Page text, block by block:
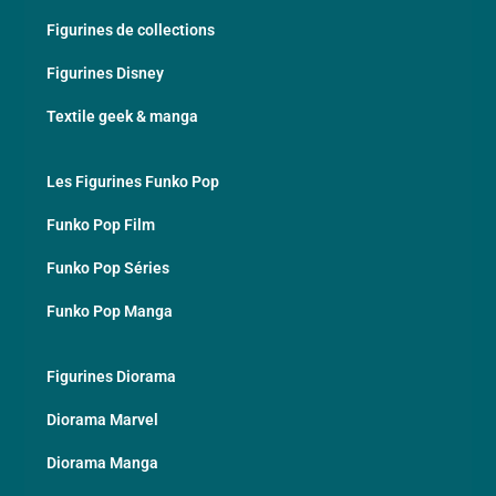
Figurines de collections
Figurines Disney
Textile geek & manga
Les Figurines Funko Pop
Funko Pop Film
Funko Pop Séries
Funko Pop Manga
Figurines Diorama
Diorama Marvel
Diorama Manga